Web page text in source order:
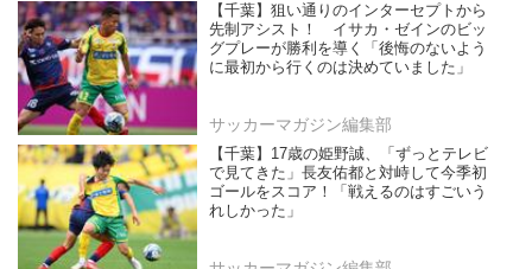
【千葉】狙い通りのインターセプトから
先制アシスト！ イサカ・ゼインのビッ
グプレーが勝利を導く「後悔のないよう
に最初から行くのは決めていました」
サッカーマガジン編集部
【千葉】17歳の姫野誠、「ずっとテレビ
で見てきた」長友佑都と対峙して今季初
ゴールをスコア！「戦えるのはすごいう
れしかった」